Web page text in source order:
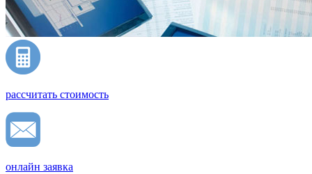
рассчитать стоимость
онлайн заявка